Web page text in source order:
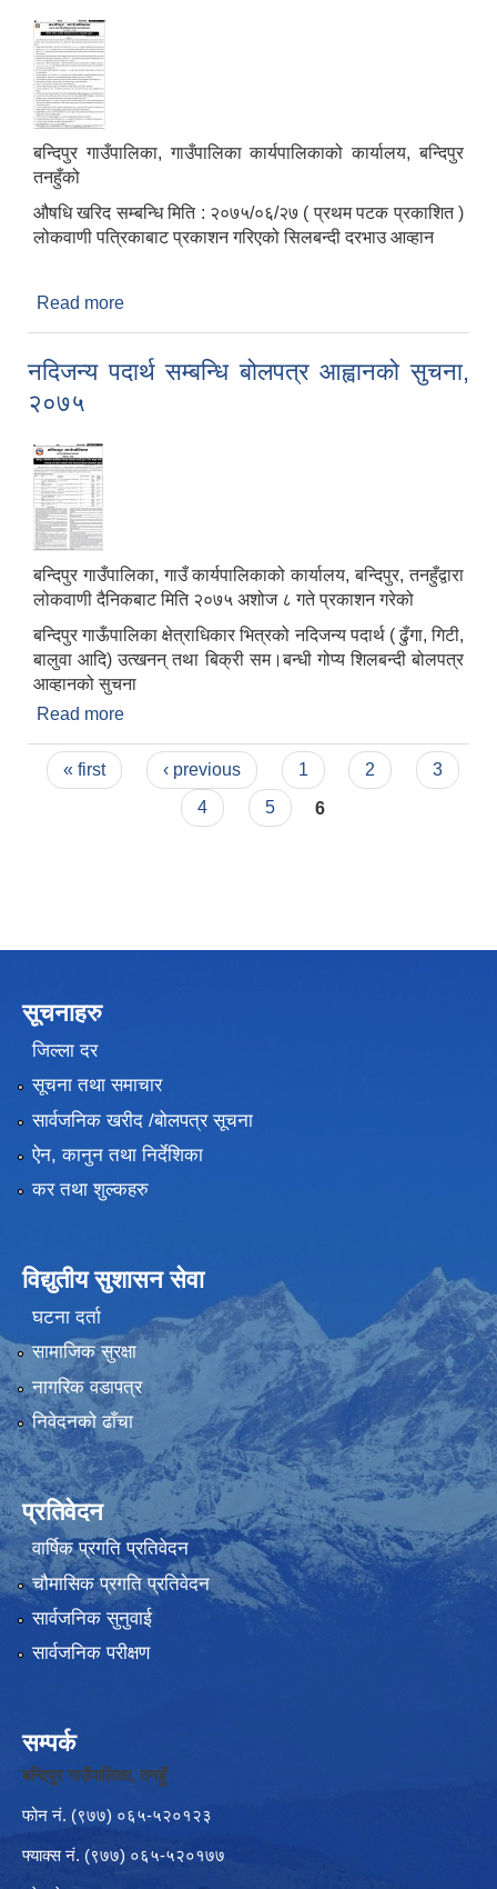
बन्दिपुर गाउँपालिका, गाउँपालिका कार्यपालिकाको कार्यालय, बन्दिपुर
तनहुँको
औषधि खरिद सम्बन्धि मिति : २०७५/०६/२७ ( प्रथम पटक प्रकाशित )
लोकवाणी पत्रिकाबाट प्रकाशन गरिएको सिलबन्दी दरभाउ आव्हान
Read more
नदिजन्य पदार्थ सम्बन्धि बोलपत्र आह्वानको सुचना,
२०७५
बन्दिपुर गाउँपालिका, गाउँ कार्यपालिकाको कार्यालय, बन्दिपुर, तनहुँद्वारा
लोकवाणी दैनिकबाट मिति २०७५ अशोज ८ गते प्रकाशन गरेको
बन्दिपुर गाऊँपालिका क्षेत्राधिकार भित्रको नदिजन्य पदार्थ ( ढुँगा, गिटी,
बालुवा आदि) उत्खनन् तथा बिक्री सम।बन्धी गोप्य शिलबन्दी बोलपत्र
आव्हानको सुचना
Read more
Pages
« first ‹ previous 1 2
3
4
5 6
सूचनाहरु
जिल्ला दर
सूचना तथा समाचार
सार्वजनिक खरीद /बोलपत्र सूचना
ऐन, कानुन तथा निर्देशिका
कर तथा शुल्कहरु
विद्युतीय सुशासन सेवा
घटना दर्ता
सामाजिक सुरक्षा
नागरिक वडापत्र
निवेदनको ढाँचा
प्रतिवेदन
वार्षिक प्रगति प्रतिवेदन
चौमासिक प्रगति प्रतिवेदन
सार्वजनिक सुनुवाई
सार्वजनिक परीक्षण
सम्पर्क
बन्दिपुर गाउँपालिका, तनहुँ
फोन नं‍. (९७७) ०६५-५२०१२३
फ्याक्स नं. (९७७) ०६५-५२०१७७